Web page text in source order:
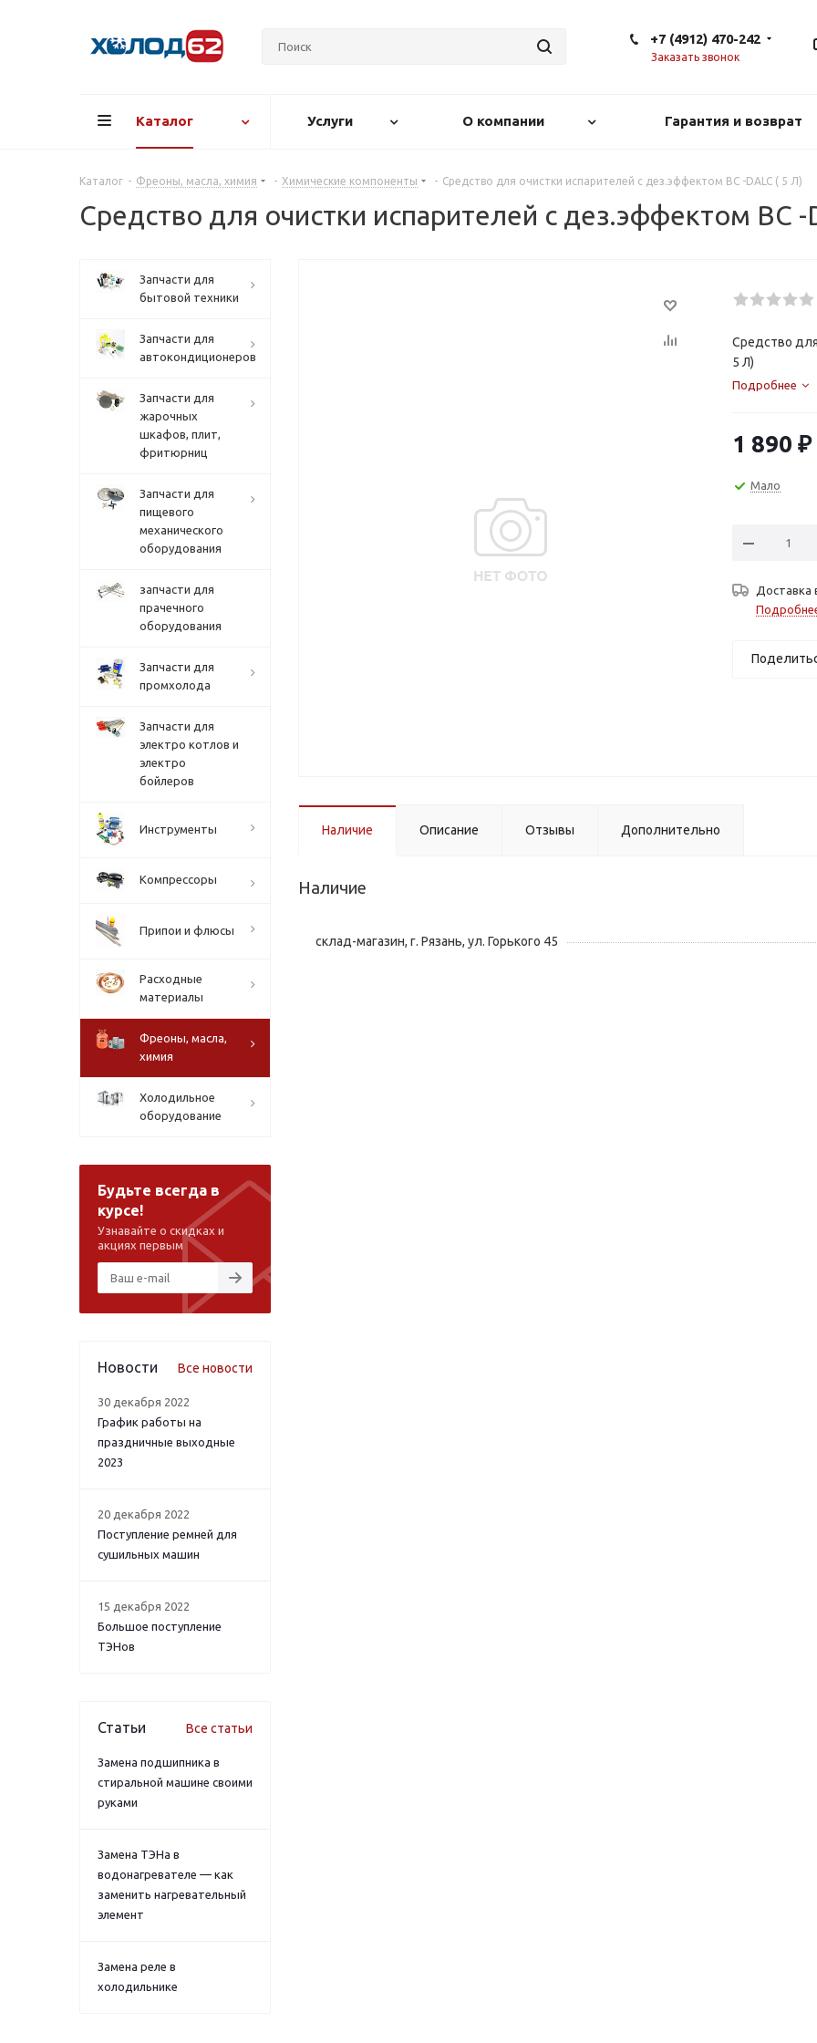
+7 (4912) 470-242
Заказать звонок
Каталог Услуги О компании Гарантия и возврат
Каталог - Фреоны, масла, химия - Химические компоненты - Средство для очистки испарителей с дез.эффектом BC -DALC ( 5 Л)
Средство для очистки испарителей с дез.эффектом BC -
Средство
5 Л)
Подробнее
1 890 ₽
Мало
Доставка
Наличие Описание Отзывы Дополнительно
Наличие
склад-магазин, г. Рязань, ул. Горького 45
Запчасти для
бытовой техники
Запчасти для
автокондиционеров
Запчасти для
жарочных
шкафов, плит,
фритюрниц
Запчасти для
пищевого
механического
оборудования
запчасти для
прачечного
оборудования
Запчасти для
промхолода
Запчасти для
электро котлов и
электро
бойлеров
Инструменты
Компрессоры
Припои и флюсы
Расходные
материалы
Фреоны, масла,
химия
Холодильное
оборудование
Будьте всегда в
курсе!
Узнавайте о скидках и
акциях первым
Новости Все новости
30 декабря 2022
График работы на
праздничные выходные
2023
20 декабря 2022
Поступление ремней для
сушильных машин
15 декабря 2022
Большое поступление
ТЭНов
Статьи Все статьи
Замена подшипника в
стиральной машине своими
руками
Замена ТЭНа в
водонагревателе — как
заменить нагревательный
элемент
Замена реле в
холодильнике